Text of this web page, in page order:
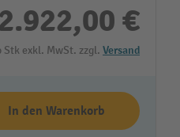
€
Stk exkl. MwSt. zzgl. Versand
In den Warenkorb